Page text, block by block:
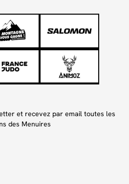
et recevez par email toutes les
des Menuires